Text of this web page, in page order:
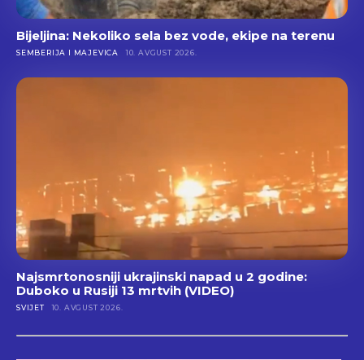
Bijeljina: Nekoliko sela bez vode, ekipe na terenu
SEMBERIJA I MAJEVICA 10. AVGUST 2026.
Najsmrtonosniji ukrajinski napad u 2 godine:
Duboko u Rusiji 13 mrtvih (VIDEO)
SVIJET 10. AVGUST 2026.